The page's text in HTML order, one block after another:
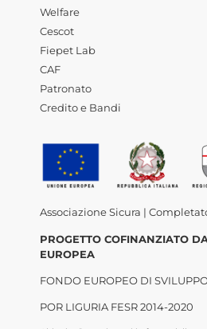
Welfare
Cescot
Fiepet Lab
CAF
Patronato
Credito e Bandi
Associazione Sicura |
PROGETTO COFINANZIATO
EUROPEA
FONDO EUROPEO DI
POR LIGURIA FESR 2014-2020